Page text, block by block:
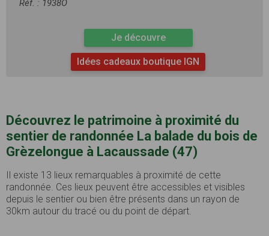
Réf. : 1938O
Je découvre
Idées cadeaux boutique IGN
Découvrez le patrimoine à proximité du
sentier de randonnée La balade du bois de
Grèzelongue à Lacaussade (47)
Il existe 13 lieux remarquables à proximité de cette
randonnée. Ces lieux peuvent être accessibles et visibles
depuis le sentier ou bien être présents dans un rayon de
30km autour du tracé ou du point de départ.